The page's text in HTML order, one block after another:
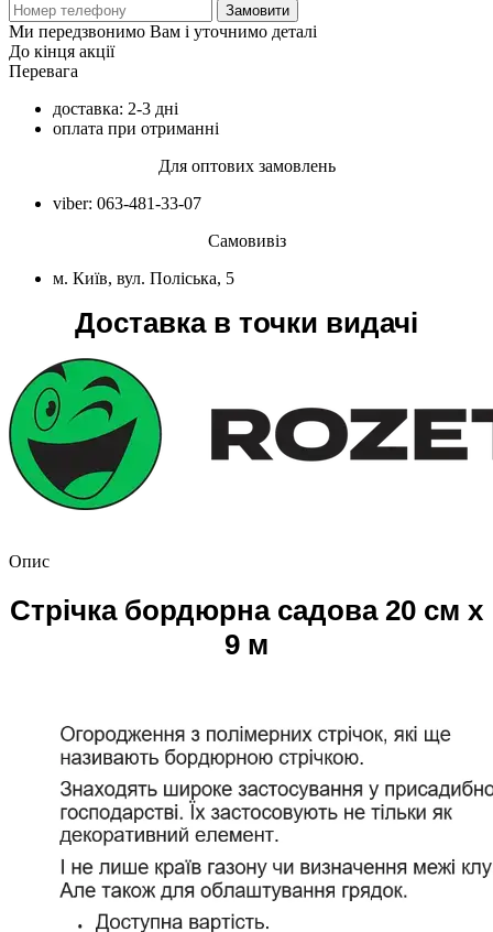
Замовити
Ми передзвонимо Вам і уточнимо деталі
До кінця акції
Перевага
доставка: 2-3 дні
оплата при отриманні
Для оптових замовлень
viber: 063-481-33-07
Самовивіз
м. Київ, вул. Поліська, 5
Доставка в точки видачі
Опис
Стрічка бордюрна садова 20 см х
9 м